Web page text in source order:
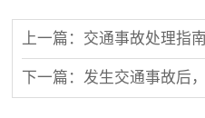
下一篇：发生交通事故后